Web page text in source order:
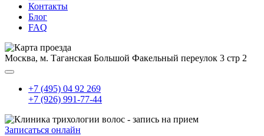
Контакты
Блог
FAQ
Москва, м. Таганская Большой Факельный переулок 3 стр 2
+7 (495) 04 92 269
+7 (926) 991-77-44
Записаться онлайн